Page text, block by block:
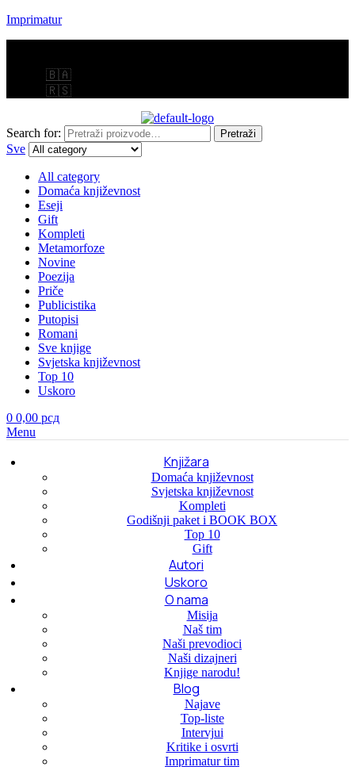
Imprimatur
🇧🇦
🇷🇸
Search for: Pretraži
Sve
All category
Domaća književnost
Eseji
Gift
Kompleti
Metamorfoze
Novine
Poezija
Priče
Publicistika
Putopisi
Romani
Sve knjige
Svjetska književnost
Top 10
Uskoro
0 0,00 рсд
Menu
Knjižara
Domaća književnost
Svjetska književnost
Kompleti
Godišnji paket i BOOK BOX
Top 10
Gift
Autori
Uskoro
O nama
Misija
Naš tim
Naši prevodioci
Naši dizajneri
Knjige narodu!
Blog
Najave
Top-liste
Intervjui
Kritike i osvrti
Imprimatur tim